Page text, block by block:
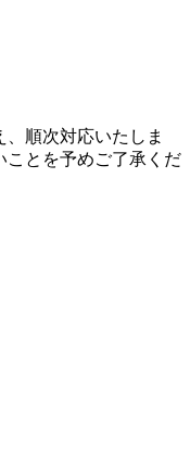
順次対応いたしま
ことを予めご了承くだ